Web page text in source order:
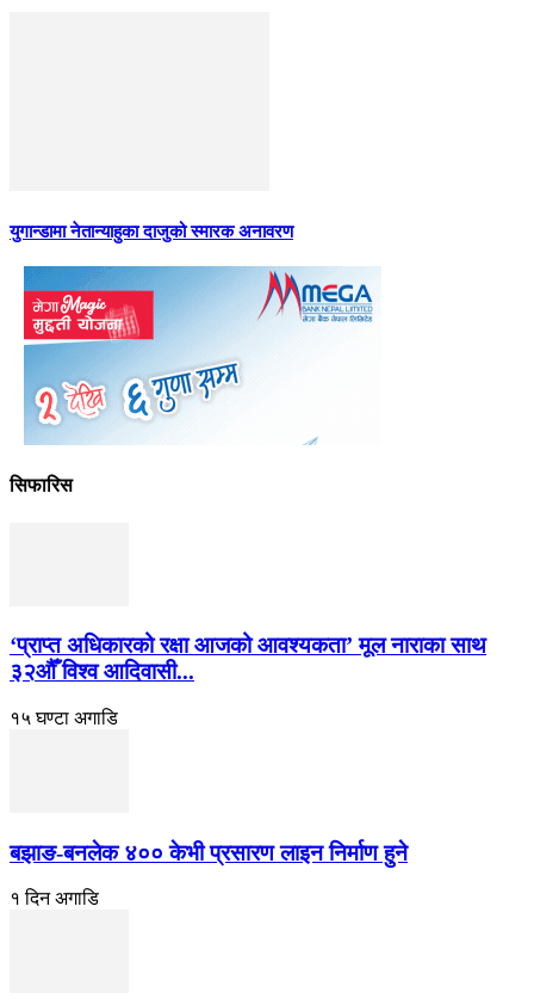
युगान्डामा नेतान्याहुका दाजुको स्मारक अनावरण
सिफारिस
‘प्राप्त अधिकारको रक्षा आजको आवश्यकता’ मूल नाराका साथ
३२औँ विश्व आदिवासी...
१५ घण्टा अगाडि
बझाङ-बनलेक ४०० केभी प्रसारण लाइन निर्माण हुने
१ दिन अगाडि